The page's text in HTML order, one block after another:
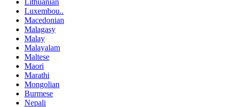
Luxembou..
Macedonian
Malagasy
Malay
Malayalam
Maltese
Maori
Marathi
Mongolian
Burmese
Nepali